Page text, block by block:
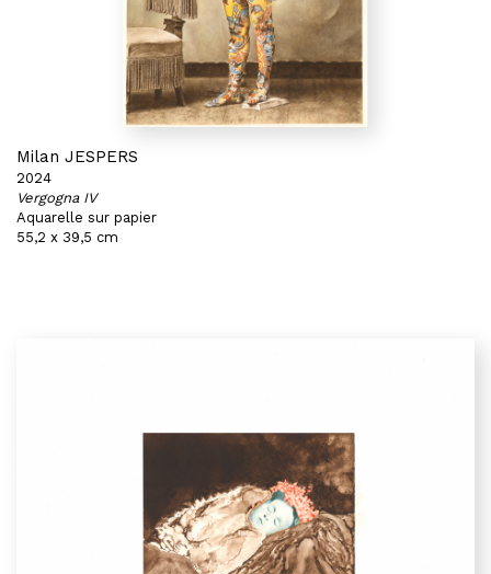
Milan JESPERS
2024
Vergogna IV
Aquarelle sur papier
55,2 x 39,5 cm